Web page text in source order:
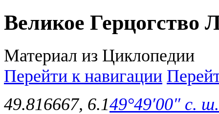
Великое Герцогство
Материал из Циклопедии
Перейти к навигации
49.816667, 6.149°49′00″ с. ш.